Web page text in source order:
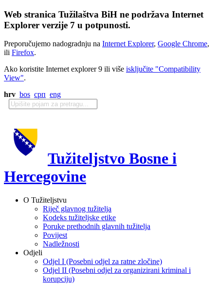
Web stranica Tužilaštva BiH ne podržava Internet
Explorer verzije 7 u potpunosti.
Preporučujemo nadogradnju na Internet Explorer, Google Chrome,
ili Firefox.
Ako koristite Internet explorer 9 ili više isključite "Compatibility
View".
hrv bos срп eng
Tužiteljstvo Bosne i
Hercegovine
O Tužiteljstvu
Riječ glavnog tužitelja
Kodeks tužiteljske etike
Poruke prethodnih glavnih tužitelja
Povijest
Nadležnosti
Odjeli
Odjel I (Posebni odjel za ratne zločine)
Odjel II (Posebni odjel za organizirani kriminal i
korupciju)